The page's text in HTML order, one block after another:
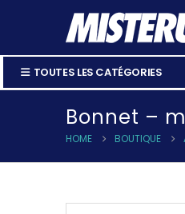
TOUTES LES CATÉGORIES
Bonnet –
HOME BOUTIQUE